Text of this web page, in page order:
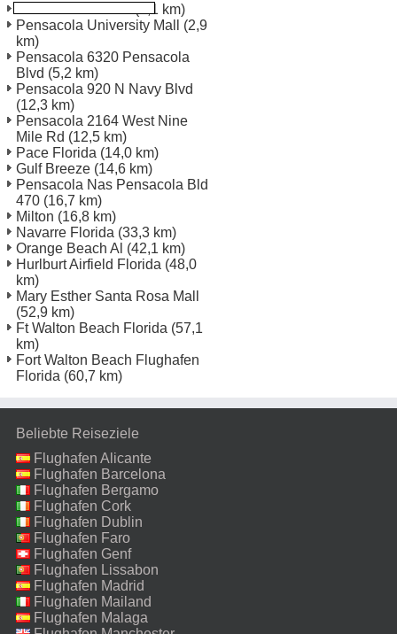
(0,1 km)
Pensacola University Mall
(2,9
km)
Pensacola 6320 Pensacola
Blvd (5,2 km)
Pensacola 920 N Navy Blvd
(12,3 km)
Pensacola 2164 West Nine
Mile Rd (12,5 km)
Pace Florida (14,0 km)
Gulf Breeze (14,6 km)
Pensacola Nas Pensacola Bld
470 (16,7 km)
Milton (16,8 km)
Navarre Florida (33,3 km)
Orange Beach Al (42,1 km)
Hurlburt Airfield Florida (48,0
km)
Mary Esther Santa Rosa Mall
(52,9 km)
Ft Walton Beach Florida (57,1
km)
Fort Walton Beach Flughafen
Florida (60,7 km)
Beliebte Reiseziele
Flughafen Alicante
Flughafen Barcelona
Flughafen Bergamo
Flughafen Cork
Flughafen Dublin
Flughafen Faro
Flughafen Genf
Flughafen Lissabon
Flughafen Madrid
Flughafen Mailand
Malpensa
Flughafen Malaga